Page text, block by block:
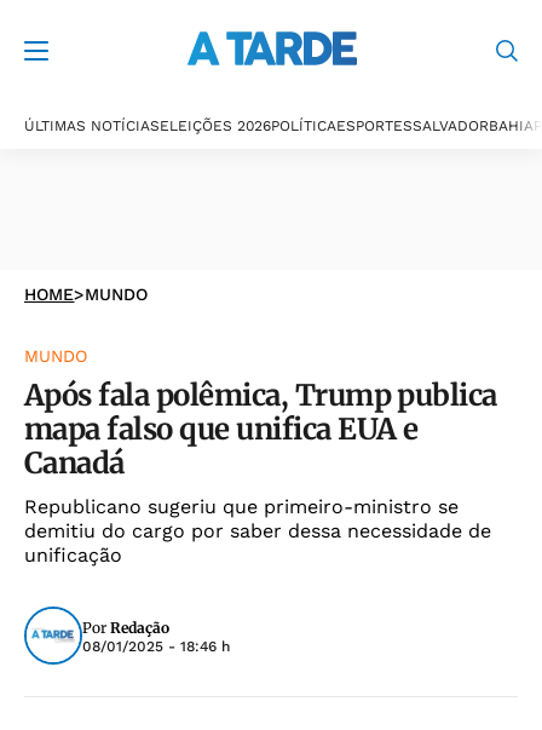
ÚLTIMAS NOTÍCIASELEIÇÕES 2026POLÍTICAESPORTESSALVADORBAHIA
HOME>MUNDO
MUNDO
Após fala polêmica, Trump publica
mapa falso que unifica EUA e
Canadá
Republicano sugeriu que primeiro-ministro se
demitiu do cargo por saber dessa necessidade de
unificação
Por Redação
08/01/2025 - 18:46 h